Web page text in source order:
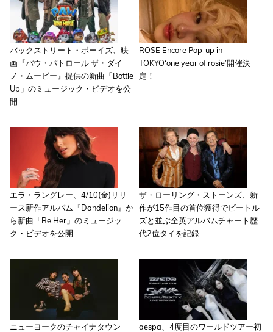
バックストリート・ボーイズ、映
画『パウ・パトロール ザ・ダイ
ノ・ムービー』提供の新曲「Bottle
Up」のミュージック・ビデオを公
開
ROSE Encore Pop-up in
TOKYO‘one year of rosie’開催決
定！
エラ・ラングレー、4/10(金)リリ
ース新作アルバム『Dandelion』か
ら新曲「Be Her」のミュージッ
ク・ビデオを公開
ザ・ローリング・ストーンズ、新
作が15作目の首位獲得でビートル
ズと並ぶ全英アルバムチャート歴
代2位タイを記録
ニューヨークのチャイナタウン
aespa、4度目のワールドツアー初